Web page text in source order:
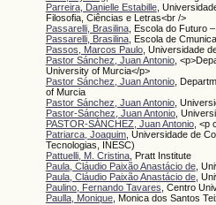
Parreira, Danielle Estabille,
Filosofia, Ciências e Letras<br />
Passarelli, Brasilina, Escola do Futuro
Passarelli, Brasilina, Escola de
Passos, Marcos Paulo, Universidade
Pastor Sánchez, Juan Antonio,
University of Murcia</p>
Pastor Sánchez, Juan Antonio,
of Murcia
Pastor Sánchez, Juan Antonio,
Pastor-Sánchez, Juan Antonio,
PASTOR-SÁNCHEZ, Juan Antonio, <p
Patriarca, Joaquim, Universidade de
Tecnologias, INESC)
Pattuelli, M. Cristina, Pratt Institute
Paula, Cláudio Paixão Anastácio de,
Paula, Cláudio Paixão Anastácio de,
Paulino, Fernando Tavares , Centro
Paulla, Monique, Monica dos Santos